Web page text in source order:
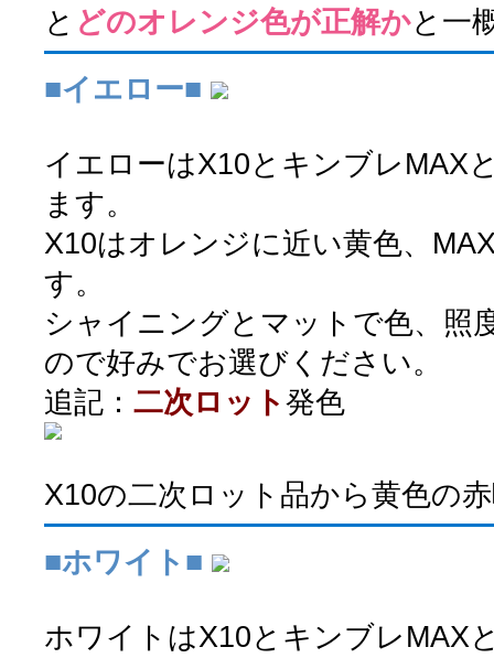
と どのオレンジ色が正解かと一
■イエロー■
イエローはX10とキンブレMAX
ます。
X10はオレンジに近い黄色、
す。
シャイニングとマットで色、照
ので好みでお選びください。
追記： 二次ロット発色
X10の二次ロット品から黄色の
■ホワイト■
ホワイトはX10とキンブレMAX